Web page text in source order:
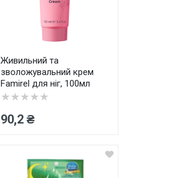
Живильний та
зволожувальний крем
Famirel для ніг, 100мл
★★★★★
90,2 ₴